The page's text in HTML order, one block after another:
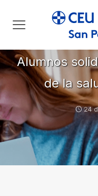
Alumnos
de la
24